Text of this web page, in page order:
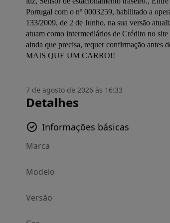
Portugal com o nº 0003259, habilitado a
133/2009, de 2 de Junho, na sua versão
atuam como intermediários de Crédito no
ainda que precisa, requer confirmação
MAIS QUE UM CARRO!!
7 de agosto de 2026 às 16:33
Detalhes
Informações básicas
Marca
Modelo
Versão